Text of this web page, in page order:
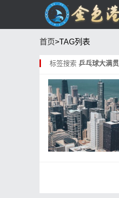
首页>TAG列表
标签搜索 乒乓球大满贯